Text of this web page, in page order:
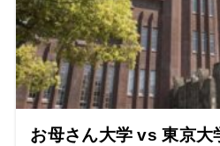
お母さん大学 vs 東京大